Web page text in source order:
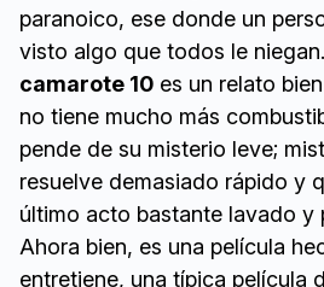
paranoico, ese donde un
visto algo que todos le niegan.
camarote 10 es un relato
no tiene mucho más
pende de su misterio leve;
resuelve demasiado rápido y
último acto bastante lavado y
Ahora bien, es una película
entretiene, una típica película